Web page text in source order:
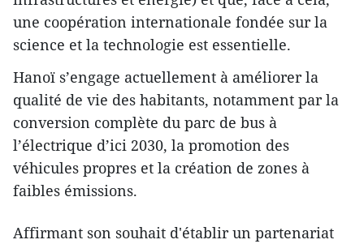
une coopération internationale fondée sur la
science et la technologie est essentielle.
Hanoï s’engage actuellement à améliorer la
qualité de vie des habitants, notamment par la
conversion complète du parc de bus à
l’électrique d’ici 2030, la promotion des
véhicules propres et la création de zones à
faibles émissions.
Affirmant son souhait d'établir un partenariat